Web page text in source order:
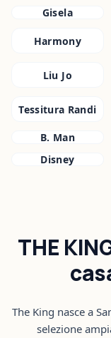
Gisela
Harmony
Liu Jo
Tessitura Randi
B. Man
Disney
THE
The King nasce a
selezione